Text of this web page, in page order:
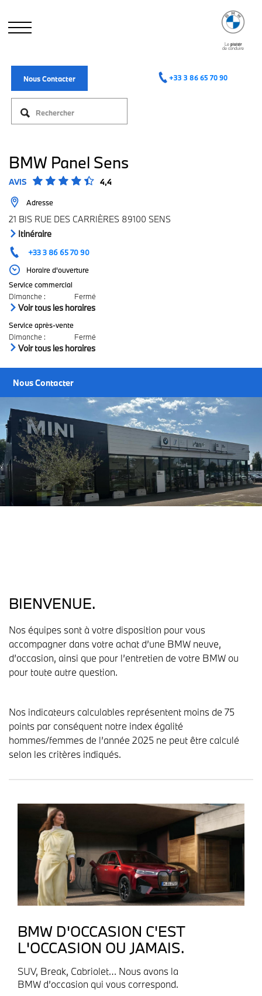
contenu
Le plaisir
de conduire
Nous Contacter +33 3 86 65 70 90
BMW Panel Sens
AVIS 4,4
Adresse
21 BIS RUE DES CARRIÈRES 89100 SENS
Itinéraire
+33 3 86 65 70 90
Horaire d'ouverture
Service commercial
Dimanche : Fermé
Voir tous les horaires
Service après-vente
Dimanche : Fermé
Voir tous les horaires
Nous Contacter
BIENVENUE.
Nos équipes sont à votre disposition pour vous
accompagner dans votre achat d’une BMW neuve,
d’occasion, ainsi que pour l’entretien de votre BMW ou
pour toute autre question.
Nos indicateurs calculables représentent moins de 75
points par conséquent notre index égalité
hommes/femmes de l’année 2025 ne peut être calculé
selon les critères indiqués.
BMW D'OCCASION C'EST
L'OCCASION OU JAMAIS.
SUV, Break, Cabriolet… Nous avons la
BMW d’occasion qui vous correspond.